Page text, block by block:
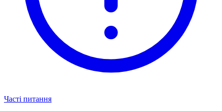
Часті питання